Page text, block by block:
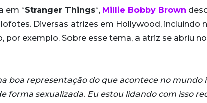
em “Stranger Things“, Millie Bobby Brown
Diversas atrizes em Hollywood, incluindo
por exemplo. Sobre esse tema, a atriz se abriu
boa representação do que acontece no mundo
forma sexualizada. Eu estou lidando com isso